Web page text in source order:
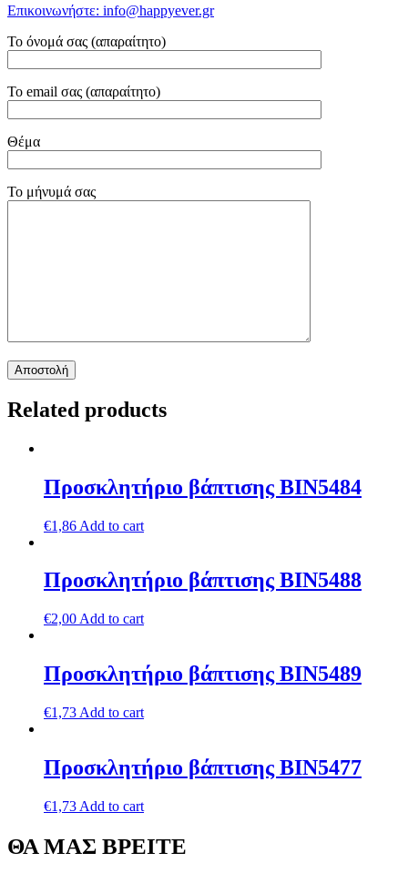
Επικοινωνήστε: info@happyever.gr
Το όνομά σας (απαραίτητο)
Το email σας (απαραίτητο)
Θέμα
Το μήνυμά σας
Related products
Προσκλητήριο βάπτισης ΒΙΝ5484
€1,86 Add to cart
Προσκλητήριο βάπτισης ΒΙΝ5488
€2,00 Add to cart
Προσκλητήριο βάπτισης ΒΙΝ5489
€1,73 Add to cart
Προσκλητήριο βάπτισης ΒΙΝ5477
€1,73 Add to cart
ΘΑ ΜΑΣ ΒΡΕΙΤΕ